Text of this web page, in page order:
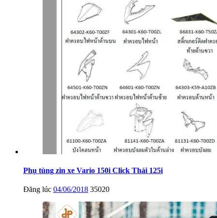
Phụ tùng zin xe Vario 150i Click Thái 125i
Đăng lúc 04/06/2018 35020